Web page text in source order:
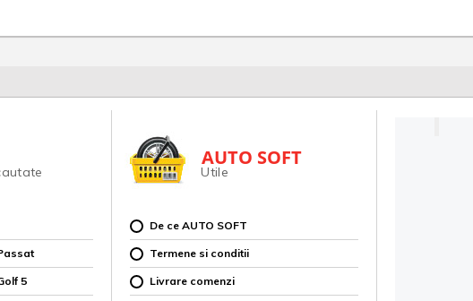
5
AUTO SOFT
Utile
De ce AUTO SOFT
Termene si conditii
Livrare comenzi